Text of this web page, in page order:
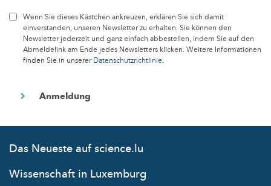
Wenn Sie dieses Kästchen ankreuzen, erklären Sie sich damit
einverstanden, unseren Newsletter zu erhalten. Sie können den
Newsletter jederzeit und ganz einfach abbestellen, indem Sie auf den
Abmeldelink am Ende jedes Newsletters klicken. Weitere Informationen
finden Sie in unsererDatenschutzrichtlinie.
Das Neueste auf science.lu
Wissenschaft in Luxemburg